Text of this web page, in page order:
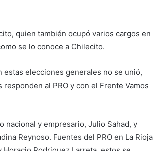
quien también ocupó varios cargos en
se lo conoce a Chilecito.
estas elecciones generales no se unió,
al PRO y con el Frente Vamos
nacional y empresario, Julio Sahad, y
Reynoso. Fuentes del PRO en La Rioja